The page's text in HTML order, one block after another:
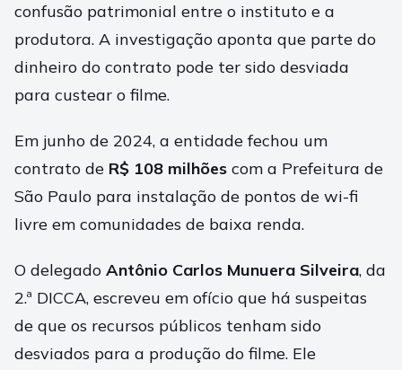
confusão patrimonial entre o instituto e a
produtora. A investigação aponta que parte do
dinheiro do contrato pode ter sido desviada
para custear o filme.
Em junho de 2024, a entidade fechou um
contrato de R$ 108 milhões com a Prefeitura de
São Paulo para instalação de pontos de wi-fi
livre em comunidades de baixa renda.
O delegado Antônio Carlos Munuera Silveira, da
2.ª DICCA, escreveu em ofício que há suspeitas
de que os recursos públicos tenham sido
desviados para a produção do filme. Ele